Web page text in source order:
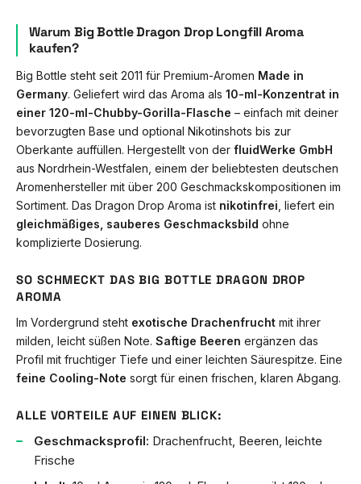
Warum Big Bottle Dragon Drop Longfill Aroma
kaufen?
Big Bottle steht seit 2011 für Premium-Aromen Made in
Germany. Geliefert wird das Aroma als 10-ml-Konzentrat in
einer 120-ml-Chubby-Gorilla-Flasche – einfach mit deiner
bevorzugten Base und optional Nikotinshots bis zur
Oberkante auffüllen. Hergestellt von der fluidWerke GmbH
aus Nordrhein-Westfalen, einem der beliebtesten deutschen
Aromenhersteller mit über 200 Geschmackskompositionen im
Sortiment. Das Dragon Drop Aroma ist nikotinfrei , liefert ein
gleichmäßiges, sauberes Geschmacksbild ohne
komplizierte Dosierung.
SO SCHMECKT DAS BIG BOTTLE DRAGON DROP
AROMA
Im Vordergrund steht exotische Drachenfrucht mit ihrer
milden, leicht süßen Note. Saftige Beeren ergänzen das
Profil mit fruchtiger Tiefe und einer leichten Säurespitze. Eine
feine Cooling-Note sorgt für einen frischen, klaren Abgang.
ALLE VORTEILE AUF EINEN BLICK:
Geschmacksprofil: Drachenfrucht, Beeren, leichte
Frische